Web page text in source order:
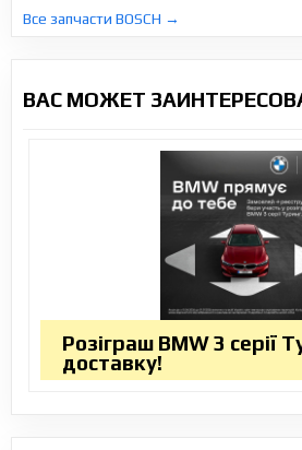
Все запчасти BOSCH →
ВАС МОЖЕТ
Розіграш BMW 3 серії
доставку!